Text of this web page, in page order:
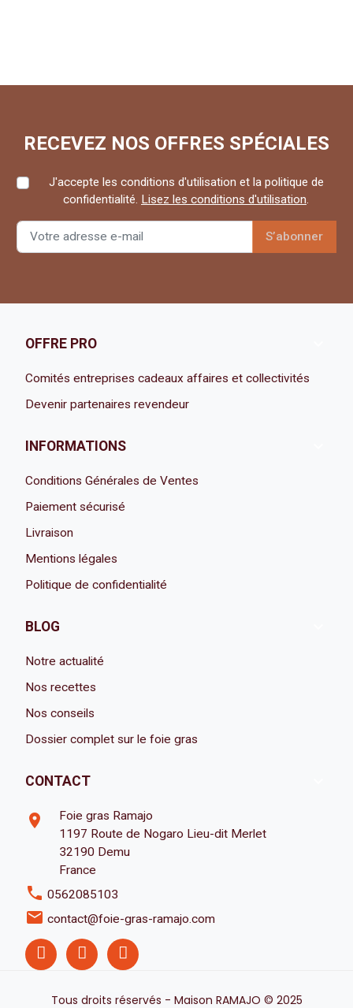
RECEVEZ NOS OFFRES SPÉCIALES
J'accepte les conditions d'utilisation et la politique de
confidentialité. Lisez les conditions d'utilisation.
OFFRE PRO
Comités entreprises cadeaux affaires et collectivités
Devenir partenaires revendeur
INFORMATIONS
Conditions Générales de Ventes
Paiement sécurisé
Livraison
Mentions légales
Politique de confidentialité
BLOG
Notre actualité
Nos recettes
Nos conseils
Dossier complet sur le foie gras
CONTACT
room
Foie gras Ramajo
1197 Route de Nogaro Lieu-dit Merlet
32190 Demu
France
phone 0562085103
email contact@foie-gras-ramajo.com
Tous droits réservés - Maison RAMAJO © 2025